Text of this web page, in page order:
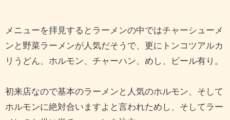
メニューを拝見するとラーメンの中ではチャーシューメ
ンと野菜ラーメンが人気だそうで、更にトンコツアルカ
リうどん、ホルモン、チャーハン、めし、ビール有り。
初来店なので基本のラーメンと人気のホルモン、そして
ホルモンに絶対合いますよと言われためし、そしてラー